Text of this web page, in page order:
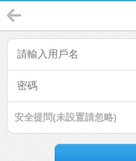
安全提問(未設置請忽略)